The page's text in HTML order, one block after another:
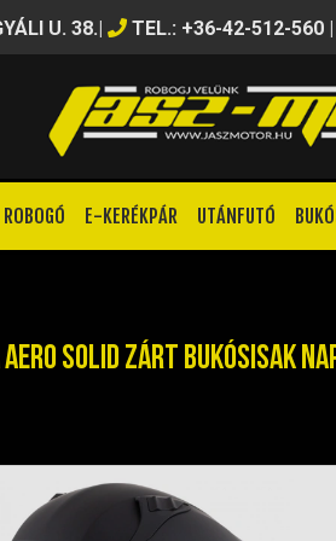
U. 38.| TEL.: +36-42-512-560 |
ROBOGÓ E-KERÉKPÁR UTÁNFUTÓ
SOLID ZÁRT BUKÓSISAK